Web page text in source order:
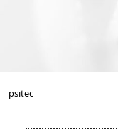
psitec